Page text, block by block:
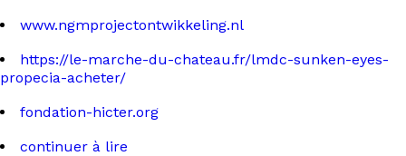
www.ngmprojectontwikkeling.nl
https://le-marche-du-chateau.fr/lmdc-sunken-eyes-
propecia-acheter/
fondation-hicter.org
continuer à lire